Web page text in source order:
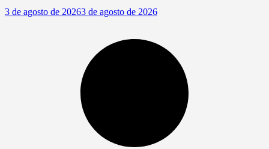
3 de agosto de 20263 de agosto de 2026